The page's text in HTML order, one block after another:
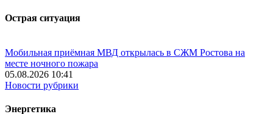
Острая ситуация
Мобильная приёмная МВД открылась в СЖМ Ростова на
месте ночного пожара
05.08.2026 10:41
Новости рубрики
Энергетика